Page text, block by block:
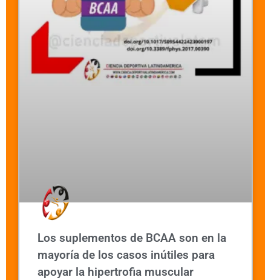
Los suplementos de BCAA son en la
mayoría de los casos inútiles para
apoyar la hipertrofia muscular